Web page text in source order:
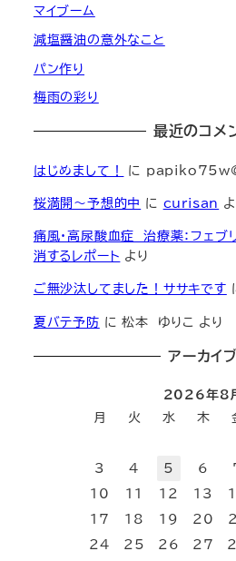
マイブーム
減塩醤油の意外なこと
パン作り
梅雨の彩り
最近のコメ
はじめまして！ に
桜満開～予想的中 に curisan
痛風・高尿酸血症 治療薬：フェブ
消するレポート より
ご無沙汰してました！ササキです
夏バテ予防 に松本 ゆりこ より
アーカイ
2026年8
月
火 水 木
3
4 5 6
10
11 12 13
17
18 19 20
24
25 26 27